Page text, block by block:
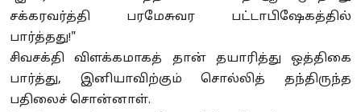
சக்கரவர்த்தி பரமேசுவர பட்டாபிஷேகத்தில்
பார்த்தது!"
சிவசக்தி விளக்கமாகத் தான் தயாரித்து ஒத்திகை
பார்த்து, இனியாவிற்கும் சொல்லித் தந்திருந்த
பதிலைச் சொன்னாள்.